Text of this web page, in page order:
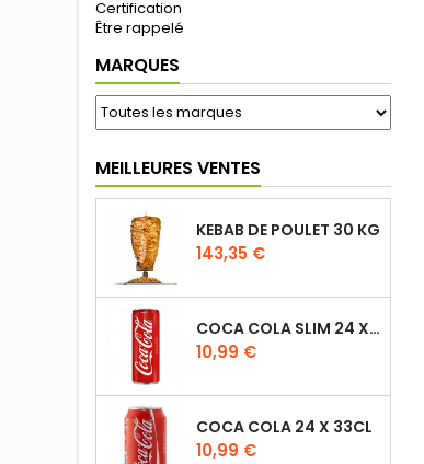
Certification
Être rappelé
MARQUES
MEILLEURES VENTES
KEBAB DE POULET 30 KG
143,35 €
COCA COLA SLIM 24 X 33CL
10,99 €
COCA COLA 24 X 33CL
10,99 €